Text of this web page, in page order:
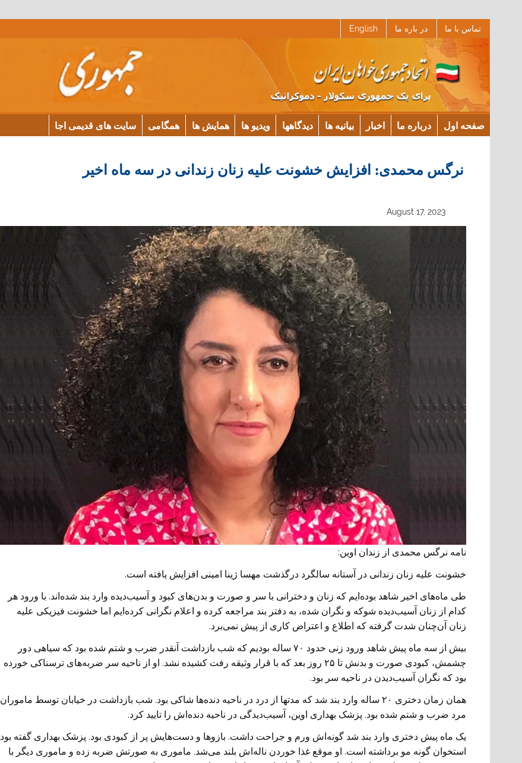
تماس با ما در باره ما English
صفحه اول درباره ما اخبار بیانیه ها دیدگاهها ویدیو ها همایش ها همگامی سایت های قدیمی اجا
نرگس محمدی: افزایش خشونت علیه زنان زندانی در سه ماه اخیر
August 17, 2023
نامه نرگس محمدی از زندان اوین:
خشونت علیه زنان زندانی در آستانه سالگرد درگذشت مهسا ژینا امینی افزایش یافته است.
طی ماه‌های اخیر شاهد بوده‌ایم که زنان و دخترانی با سر و صورت و بدن‌های کبود و آسیب‌دیده وارد بند شده‌اند. با ورود هر
کدام از زنان آسیب‌دیده شوکه و نگران شده، به دفتر بند مراجعه کرده و اعلام نگرانی کرده‌ایم اما خشونت فیزیکی علیه
زنان آن‌چنان شدت گرفته که اطلاع و اعتراض کاری از پیش نمی‌برد.
بیش از سه ماه پیش شاهد ورود زنی حدود ۷۰ ساله بودیم که شب بازداشت آنقدر ضرب و شتم شده بود که سیاهی دور
چشمش، کبودی صورت و بدنش تا ۲۵ روز بعد که با قرار وثیقه رفت کشیده نشد. او از ناحیه سر ضربه‌های ترسناکی خورده
بود که نگران آسیب‌دیدن در ناحیه سر بود.
همان زمان دختری ۲۰ ساله وارد بند شد که مدتها از درد در ناحیه دنده‌ها شاکی بود. شب بازداشت در خیابان توسط ماموران
مرد ضرب و شتم شده بود. پزشک بهداری اوین، آسیب‌دیدگی در ناحیه دنده‌اش را تایید کرد.
یک ماه پیش دختری وارد بند شد گونه‌اش ورم و جراحت داشت. بازوها و دست‌هایش پر از کبودی بود. پزشک بهداری گفته بود
استخوان گونه مو برداشته است. او موقع غذا خوردن ناله‌اش بلند می‌شد. ماموری به صورتش ضربه زده و ماموری دیگر با